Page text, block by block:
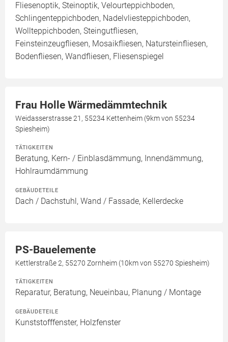
Fliesenoptik, Steinoptik, Velourteppichboden,
Schlingenteppichboden, Nadelvliesteppichboden,
Wollteppichboden, Steingutfliesen,
Feinsteinzeugfliesen, Mosaikfliesen, Natursteinfliesen,
Bodenfliesen, Wandfliesen, Fliesenspiegel
Frau Holle Wärmedämmtechnik
Weidasserstrasse 21, 55234 Kettenheim (9km von 55234
Spiesheim)
TÄTIGKEITEN
Beratung, Kern- / Einblasdämmung, Innendämmung,
Hohlraumdämmung
GEBÄUDETEILE
Dach / Dachstuhl, Wand / Fassade, Kellerdecke
PS-Bauelemente
Kettlerstraße 2, 55270 Zornheim (10km von 55270 Spiesheim)
TÄTIGKEITEN
Reparatur, Beratung, Neueinbau, Planung / Montage
GEBÄUDETEILE
Kunststofffenster, Holzfenster